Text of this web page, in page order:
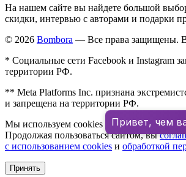
На нашем сайте вы найдете большой
скидки, интервью с авторами и подарки
© 2026 Bombora — Все права защищены.
* Социальные сети Facebook и Instagram
территории РФ.
** Meta Platforms Inc. признана
и запрещена на территории РФ.
Мы используем cookies для улучшения
Продолжая пользоваться сайтом, вы
с использованием cookies и обработкой
Принять
Привет, чем